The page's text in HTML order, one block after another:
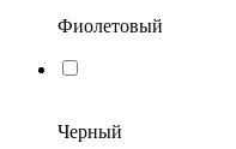
Фиолетовый
Черный